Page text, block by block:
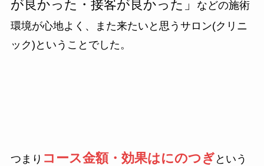
が良かった・接客が良かった」
などの施術
環境が心地よく、また来たいと思うサロン(クリニ
ック)ということでした。
つまり コース金額・効果はにのつぎ という